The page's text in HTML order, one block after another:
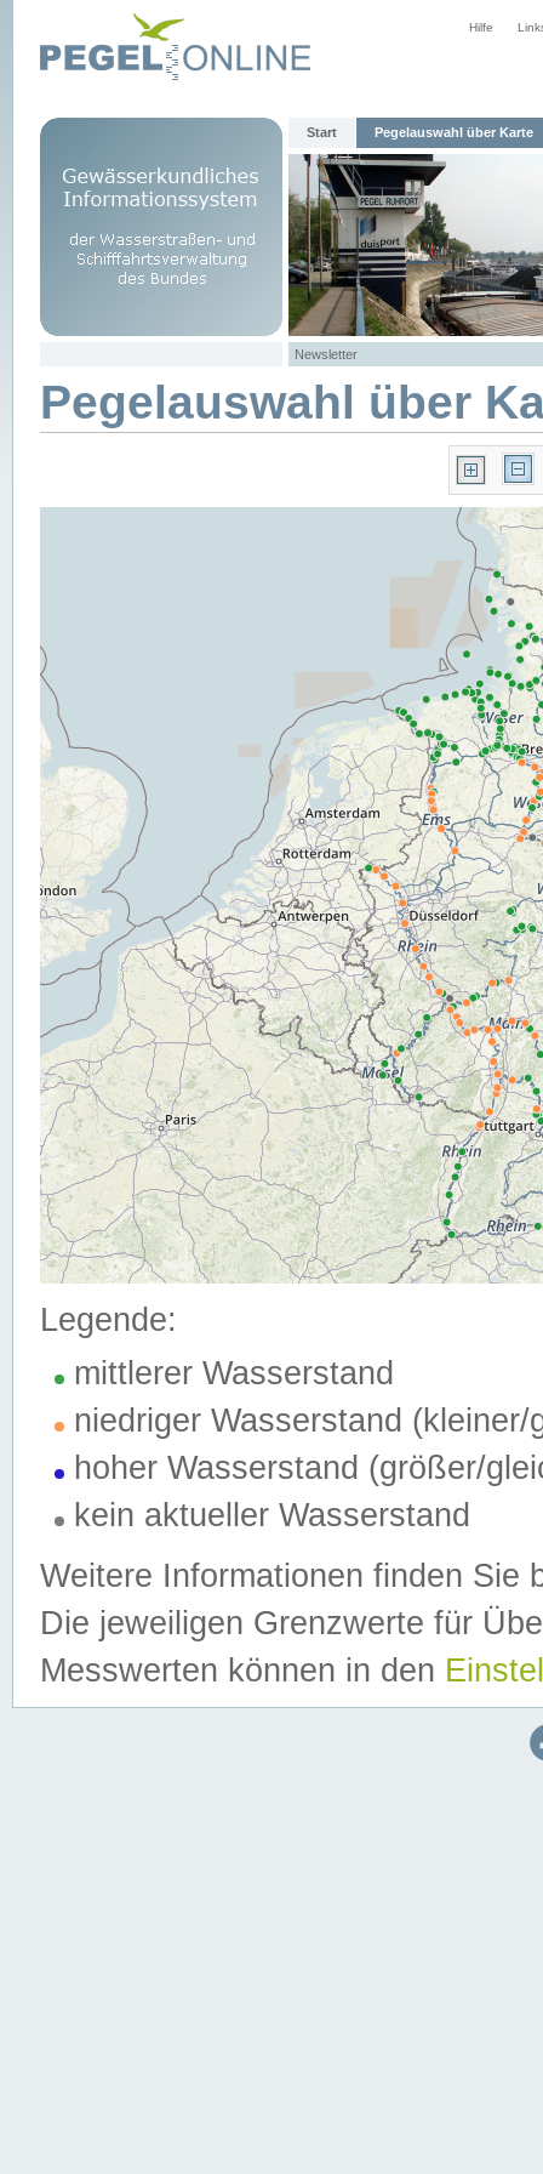
Hilfe
Start Pegelauswahl über Karte
Newsletter
Pegelauswahl über
Legende:
mittlerer Wasserstand
niedriger Wasserstand (kleiner/
hoher Wasserstand (größer/
kein aktueller Wasserstand
Weitere Informationen finden Sie
Die jeweiligen Grenzwerte für
Messwerten können in den